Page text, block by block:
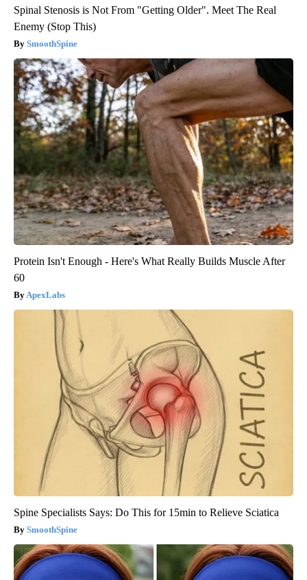
Spinal Stenosis is Not From "Getting Older". Meet The Real
Enemy (Stop This)
SmoothSpine
Protein Isn't Enough - Here's What Really Builds Muscle After
60
ApexLabs
Spine Specialists Says: Do This for 15min to Relieve Sciatica
SmoothSpine